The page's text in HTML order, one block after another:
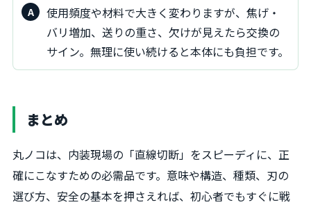
使用頻度や材料で大きく変わりますが、焦げ・
バリ増加、送りの重さ、欠けが見えたら交換の
サイン。無理に使い続けると本体にも負担です。
まとめ
丸ノコは、内装現場の「直線切断」をスピーディに、正
確にこなすための必需品です。意味や構造、種類、刃の
選び方、安全の基本を押さえれば、初心者でもすぐに戦